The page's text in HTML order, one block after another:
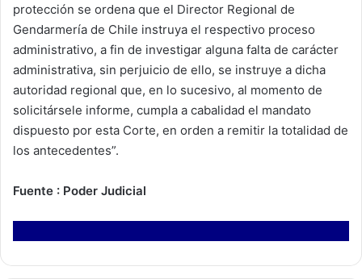
protección se ordena que el Director Regional de
Gendarmería de Chile instruya el respectivo proceso
administrativo, a fin de investigar alguna falta de carácter
administrativa, sin perjuicio de ello, se instruye a dicha
autoridad regional que, en lo sucesivo, al momento de
solicitársele informe, cumpla a cabalidad el mandato
dispuesto por esta Corte, en orden a remitir la totalidad de
los antecedentes”.
Fuente : Poder Judicial